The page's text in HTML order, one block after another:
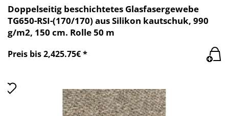
Doppelseitig beschichtetes Glasfasergewebe
TG650-RSI-(170/170) aus Silikon kautschuk, 990
g/m2, 150 cm. Rolle 50 m
Preis bis 2,425.75€ *